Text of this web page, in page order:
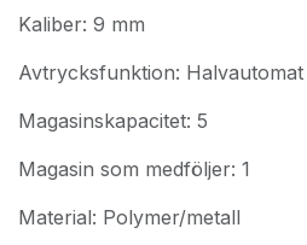
Kaliber: 9 mm
Avtrycksfunktion: Halvautomat
Magasinskapacitet: 5
Magasin som medföljer: 1
Material: Polymer/metall